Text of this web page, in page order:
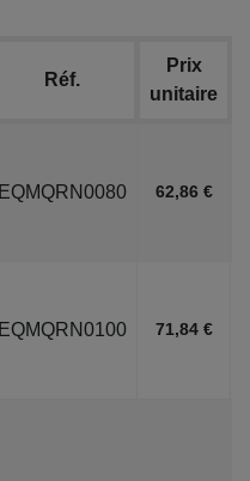
Réf.
Prix
unitaire
EQMQRN0080 62,86 €
EQMQRN0100 71,84 €